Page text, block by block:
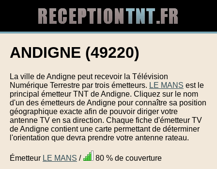
ANDIGNE (49220)
La ville de Andigne peut recevoir la Télévision
Numérique Terrestre par trois émetteurs. LE MANS est le
principal émetteur TNT de Andigne. Cliquez sur le nom
d'un des émetteurs de Andigne pour connaître sa position
géographique exacte afin de pouvoir diriger votre
antenne TV en sa direction. Chaque fiche d'émetteur TV
de Andigne contient une carte permettant de déterminer
l'orientation que devra prendre votre antenne rateau.
Émetteur LE MANS / 80 % de couverture